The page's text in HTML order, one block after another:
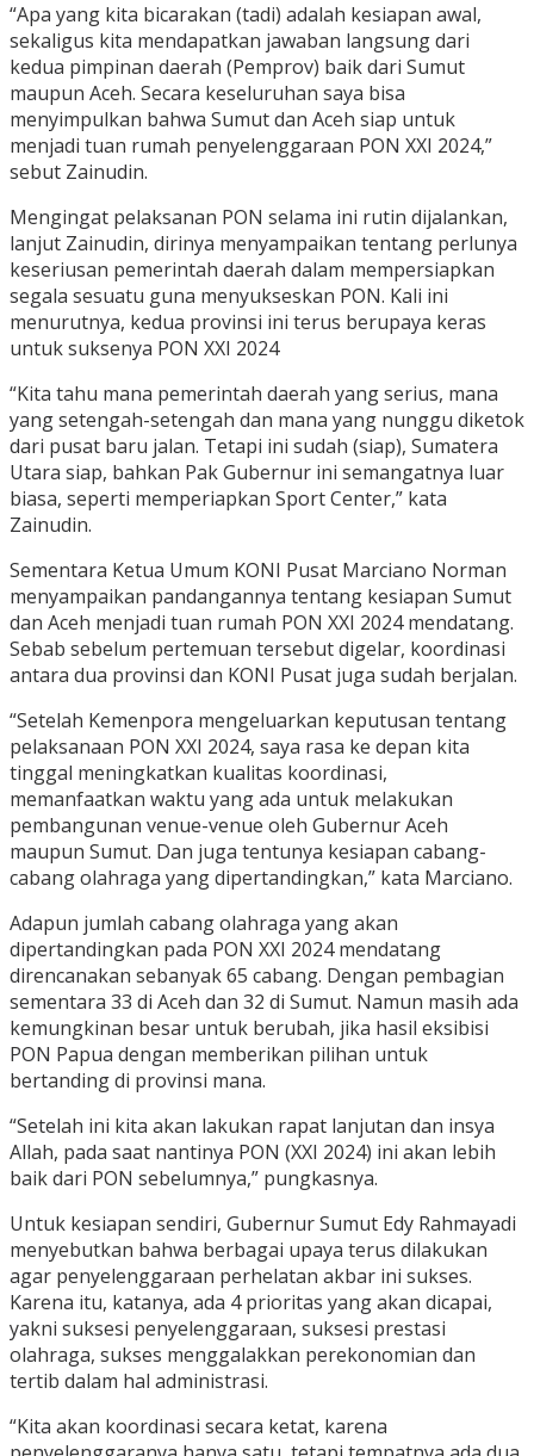
“Apa yang kita bicarakan (tadi) adalah kesiapan awal,
sekaligus kita mendapatkan jawaban langsung dari
kedua pimpinan daerah (Pemprov) baik dari Sumut
maupun Aceh. Secara keseluruhan saya bisa
menyimpulkan bahwa Sumut dan Aceh siap untuk
menjadi tuan rumah penyelenggaraan PON XXI 2024,”
sebut Zainudin.
Mengingat pelaksanan PON selama ini rutin dijalankan,
lanjut Zainudin, dirinya menyampaikan tentang perlunya
keseriusan pemerintah daerah dalam mempersiapkan
segala sesuatu guna menyukseskan PON. Kali ini
menurutnya, kedua provinsi ini terus berupaya keras
untuk suksenya PON XXI 2024
“Kita tahu mana pemerintah daerah yang serius, mana
yang setengah-setengah dan mana yang nunggu diketok
dari pusat baru jalan. Tetapi ini sudah (siap), Sumatera
Utara siap, bahkan Pak Gubernur ini semangatnya luar
biasa, seperti memperiapkan Sport Center,” kata
Zainudin.
Sementara Ketua Umum KONI Pusat Marciano Norman
menyampaikan pandangannya tentang kesiapan Sumut
dan Aceh menjadi tuan rumah PON XXI 2024 mendatang.
Sebab sebelum pertemuan tersebut digelar, koordinasi
antara dua provinsi dan KONI Pusat juga sudah berjalan.
“Setelah Kemenpora mengeluarkan keputusan tentang
pelaksanaan PON XXI 2024, saya rasa ke depan kita
tinggal meningkatkan kualitas koordinasi,
memanfaatkan waktu yang ada untuk melakukan
pembangunan venue-venue oleh Gubernur Aceh
maupun Sumut. Dan juga tentunya kesiapan cabang-
cabang olahraga yang dipertandingkan,” kata Marciano.
Adapun jumlah cabang olahraga yang akan
dipertandingkan pada PON XXI 2024 mendatang
direncanakan sebanyak 65 cabang. Dengan pembagian
sementara 33 di Aceh dan 32 di Sumut. Namun masih ada
kemungkinan besar untuk berubah, jika hasil eksibisi
PON Papua dengan memberikan pilihan untuk
bertanding di provinsi mana.
“Setelah ini kita akan lakukan rapat lanjutan dan insya
Allah, pada saat nantinya PON (XXI 2024) ini akan lebih
baik dari PON sebelumnya,” pungkasnya.
Untuk kesiapan sendiri, Gubernur Sumut Edy Rahmayadi
menyebutkan bahwa berbagai upaya terus dilakukan
agar penyelenggaraan perhelatan akbar ini sukses.
Karena itu, katanya, ada 4 prioritas yang akan dicapai,
yakni suksesi penyelenggaraan, suksesi prestasi
olahraga, sukses menggalakkan perekonomian dan
tertib dalam hal administrasi.
“Kita akan koordinasi secara ketat, karena